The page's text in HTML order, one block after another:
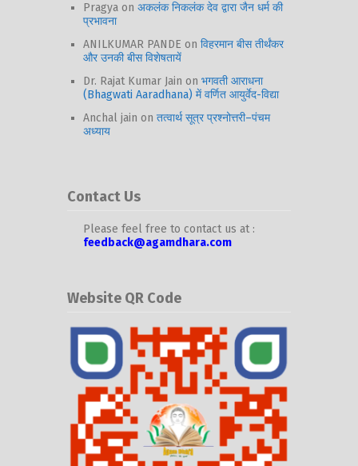
Pragya on अकलंक निकलंक देव द्वारा जैन धर्म की
प्रभावना
ANILKUMAR PANDE on विहरमान बीस तीर्थंकर
और उनकी बीस विशेषतायें
Dr. Rajat Kumar Jain on भगवती आराधना
(Bhagwati Aaradhana) में वर्णित आयुर्वेद-विद्या
Anchal jain on तत्वार्थ सूत्र प्रश्नोत्तरी–पंचम
अध्याय
Contact Us
Please feel free to contact us at :
feedback@agamdhara.com
Website QR Code